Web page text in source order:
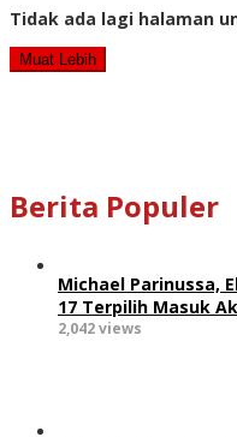
Tidak ada lagi halaman
Muat Lebih
Berita Populer
Michael Parinussa,
17 Terpilih Masuk
2,042 views